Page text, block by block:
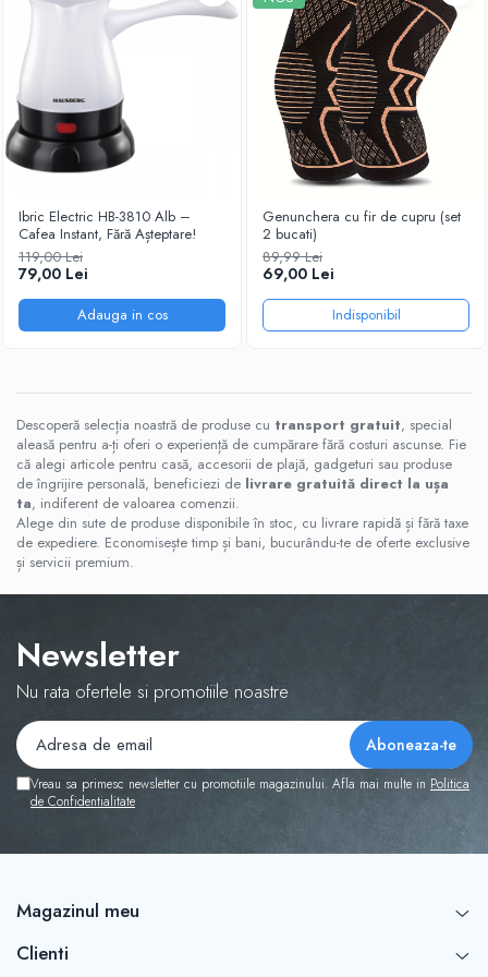
Ibric Electric HB-3810 Alb –
Cafea Instant, Fără Așteptare!
119,00 Lei
79,00 Lei
Adauga in cos
Genunchera cu fir de cupru (set
2 bucati)
89,99 Lei
69,00 Lei
Indisponibil
Descoperă selecția noastră de produse cu transport gratuit, special
aleasă pentru a-ți oferi o experiență de cumpărare fără costuri ascunse. Fie
că alegi articole pentru casă, accesorii de plajă, gadgeturi sau produse
de îngrijire personală, beneficiezi de livrare gratuită direct la ușa
ta, indiferent de valoarea comenzii.
Alege din sute de produse disponibile în stoc, cu livrare rapidă și fără taxe
de expediere. Economisește timp și bani, bucurându-te de oferte exclusive
și servicii premium.
Newsletter
Nu rata ofertele si promotiile noastre
Vreau sa primesc newsletter cu promotiile magazinului. Afla mai multe in Politica
de Confidentialitate
Magazinul meu
Clienti